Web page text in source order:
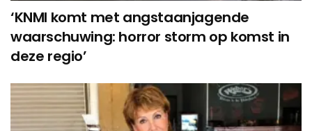
‘KNMI komt met angstaanjagende
waarschuwing: horror storm op komst in
deze regio’